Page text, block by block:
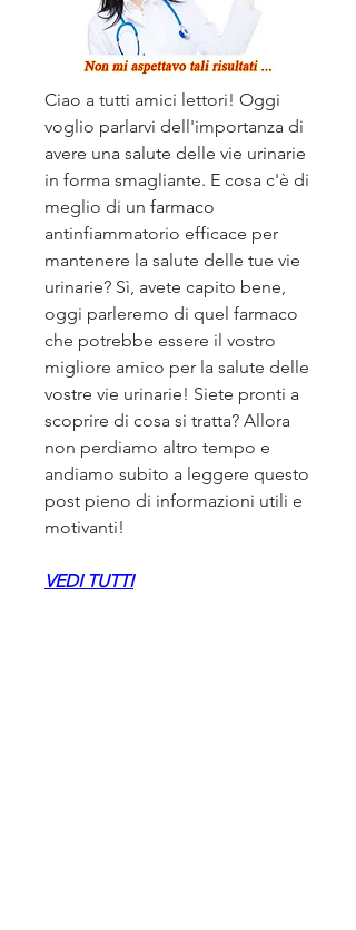
Ciao a tutti amici lettori! Oggi
voglio parlarvi dell'importanza di
avere una salute delle vie urinarie
in forma smagliante. E cosa c'è di
meglio di un farmaco
antinfiammatorio efficace per
mantenere la salute delle tue vie
urinarie? Sì, avete capito bene,
oggi parleremo di quel farmaco
che potrebbe essere il vostro
migliore amico per la salute delle
vostre vie urinarie! Siete pronti a
scoprire di cosa si tratta? Allora
non perdiamo altro tempo e
andiamo subito a leggere questo
post pieno di informazioni utili e
motivanti!
VEDI TUTTI